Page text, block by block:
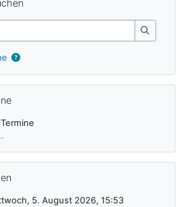
Suchen
5. August 2026, 15:53